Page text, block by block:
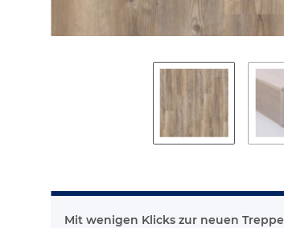
Mit wenigen Klicks zur neuen Treppe